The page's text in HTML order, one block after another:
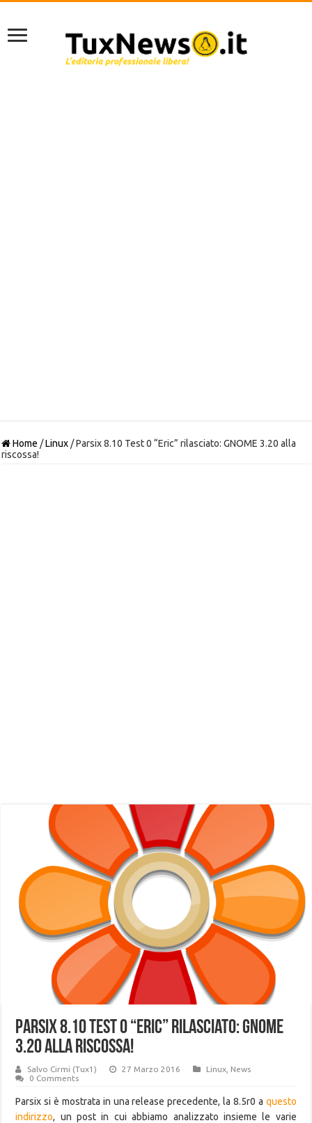
Home /Linux /Parsix 8.10 Test 0 “Eric” rilasciato: GNOME 3.20 alla
riscossa!
Parsix 8.10 Test 0 “Eric” rilasciato: GNOME
3.20 alla riscossa!
Salvo Cirmi (Tux1) 27 Marzo 2016 Linux News
0 Comments
Parsix si è mostrata in una release precedente, la 8.5r0 a questo
indirizzo, un post in cui abbiamo analizzato insieme le varie